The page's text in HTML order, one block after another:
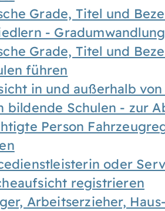
Grade, Titel und
-
Grade, Titel und
führen
in und außerhalb
bildende Schulen - zur
Person
oder
registrieren
Arbeitserzieher,